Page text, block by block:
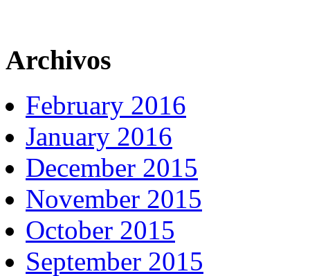
Archivos
February 2016
January 2016
December 2015
November 2015
October 2015
September 2015